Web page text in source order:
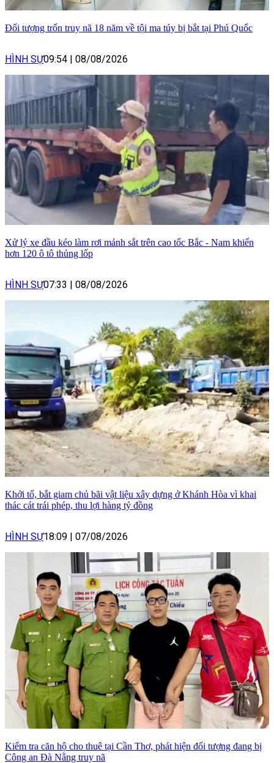
Đối tượng trốn truy nã 18 năm về tội ma túy bị bắt tại Phú Quốc
HÌNH SỰ09:54 | 08/08/2026
Xử lý xe đầu kéo làm rơi mảnh sắt trên cao tốc Bắc - Nam khiến
hơn 120 ô tô thủng lốp
HÌNH SỰ07:33 | 08/08/2026
Khởi tố, bắt giam chủ bãi vật liệu xây dựng ở Khánh Hòa vì khai
thác cát trái phép, thu lợi hàng tỷ đồng
HÌNH SỰ18:09 | 07/08/2026
Kiểm tra căn hộ cho thuê tại Cần Thơ, phát hiện đối tượng đang bị
Công an Đà Nẵng truy nã